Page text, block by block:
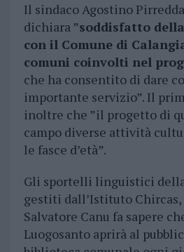
Il sindaco Agostino
dichiara ”soddisfatto
con il Comune di
comuni coinvolti nel
che ha consentito di dare
importante servizio”. Il
inoltre che ”il progetto di
campo diverse attività
le fasce d’età”.
Gli sportelli linguistici
gestiti dall’Istituto
Salvatore Canu fa sapere
Luogosanto aprirà al